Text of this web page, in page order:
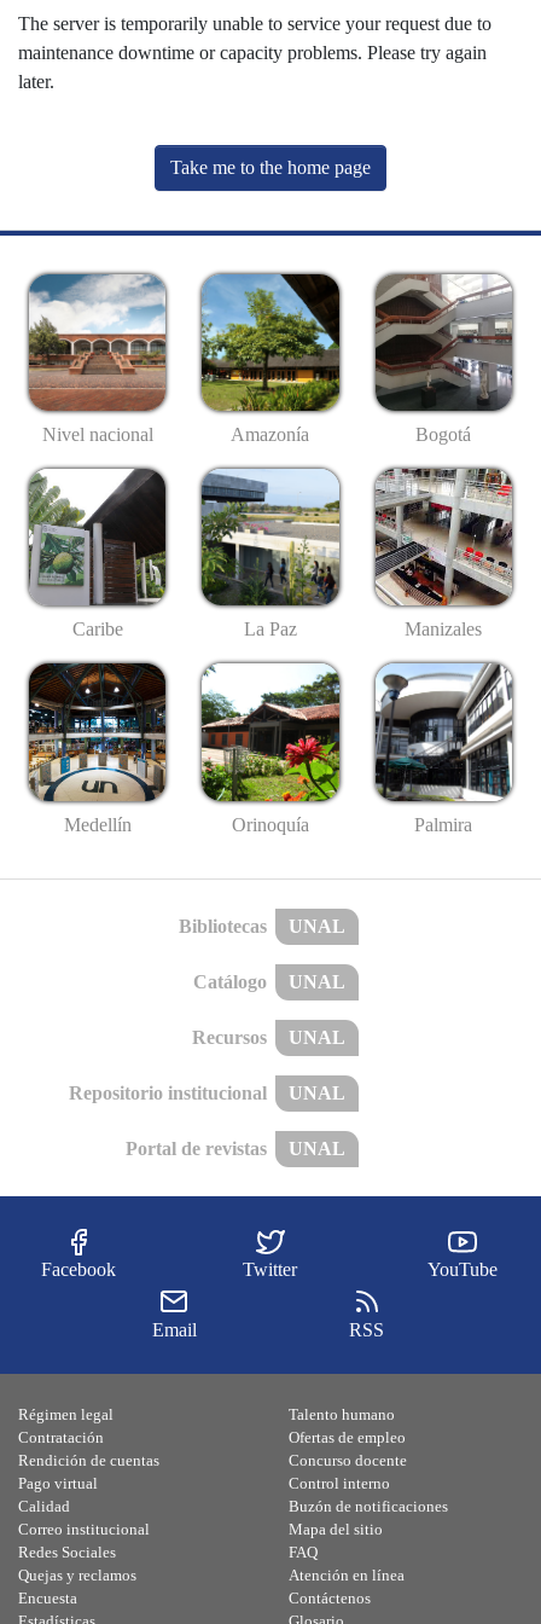
The server is temporarily unable to service your request due to
maintenance downtime or capacity problems. Please try again
later.
Take me to the home page
Nivel nacional Amazonía Bogotá
Caribe La Paz Manizales
Medellín Orinoquía Palmira
Bibliotecas UNAL
Catálogo UNAL
Recursos UNAL
Repositorio institucional UNAL
Portal de revistas UNAL
Facebook Twitter YouTube
Email RSS
Régimen legal
Contratación
Rendición de cuentas
Pago virtual
Calidad
Talento humano
Ofertas de empleo
Concurso docente
Control interno
Buzón de notificaciones
Correo institucional
Redes Sociales
Quejas y reclamos
Encuesta
Mapa del sitio
FAQ
Atención en línea
Contáctenos